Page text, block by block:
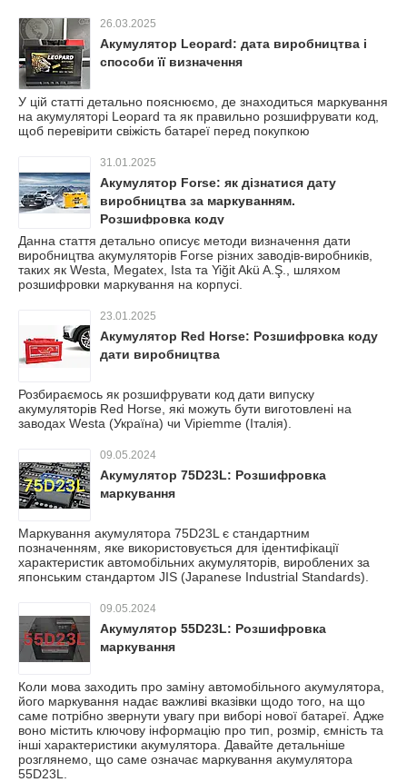
26.03.2025
Акумулятор Leopard: дата виробництва і
способи її визначення
У цій статті детально пояснюємо, де знаходиться маркування
на акумуляторі Leopard та як правильно розшифрувати код,
щоб перевірити свіжість батареї перед покупкою
31.01.2025
Акумулятор Forse: як дізнатися дату
виробництва за маркуванням.
Розшифровка коду
Данна стаття детально описує методи визначення дати
виробництва акумуляторів Forse різних заводів-виробників,
таких як Westa, Megatex, Ista та Yiğit Akü A.Ş., шляхом
розшифровки маркування на корпусі.
23.01.2025
Акумулятор Red Horse: Розшифровка коду
дати виробництва
Розбираємось як розшифрувати код дати випуску
акумуляторів Red Horse, які можуть бути виготовлені на
заводах Westa (Україна) чи Vipiemme (Італія).
09.05.2024
Акумулятор 75D23L: Розшифровка
маркування
Маркування акумулятора 75D23L є стандартним
позначенням, яке використовується для ідентифікації
характеристик автомобільних акумуляторів, вироблених за
японським стандартом JIS (Japanese Industrial Standards).
09.05.2024
Акумулятор 55D23L: Розшифровка
маркування
Коли мова заходить про заміну автомобільного акумулятора,
його маркування надає важливі вказівки щодо того, на що
саме потрібно звернути увагу при виборі нової батареї. Адже
воно містить ключову інформацію про тип, розмір, ємність та
інші характеристики акумулятора. Давайте детальніше
розглянемо, що саме означає маркування акумулятора
55D23L.